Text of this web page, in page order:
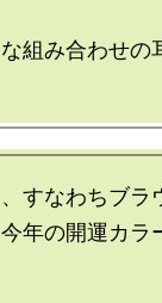
組み合わせの
すなわちブラ
年の開運カラ